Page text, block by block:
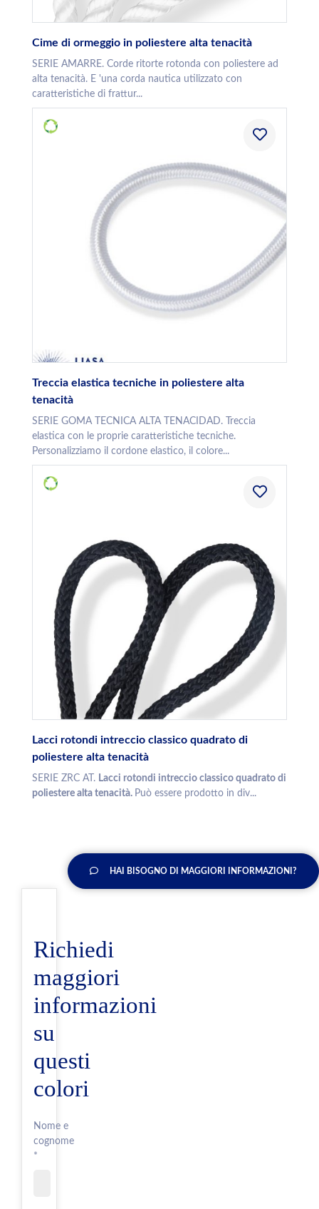
Cime di ormeggio in poliestere alta tenacità
SERIE AMARRE. Corde ritorte rotonda con poliestere ad
alta tenacità. E 'una corda nautica utilizzato con
caratteristiche di frattur...
Treccia elastica tecniche in poliestere alta
tenacità
SERIE GOMA TECNICA ALTA TENACIDAD. Treccia
elastica con le proprie caratteristiche tecniche.
Personalizziamo il cordone elastico, il colore...
Lacci rotondi intreccio classico quadrato di
poliestere alta tenacità
SERIE ZRC AT. Lacci rotondi intreccio classico quadrato di
poliestere alta tenacità. Può essere prodotto in div...
HAI BISOGNO DI MAGGIORI INFORMAZIONI?
Richiedi
maggiori
informazioni
su
questi
colori
Nome e
cognome
*